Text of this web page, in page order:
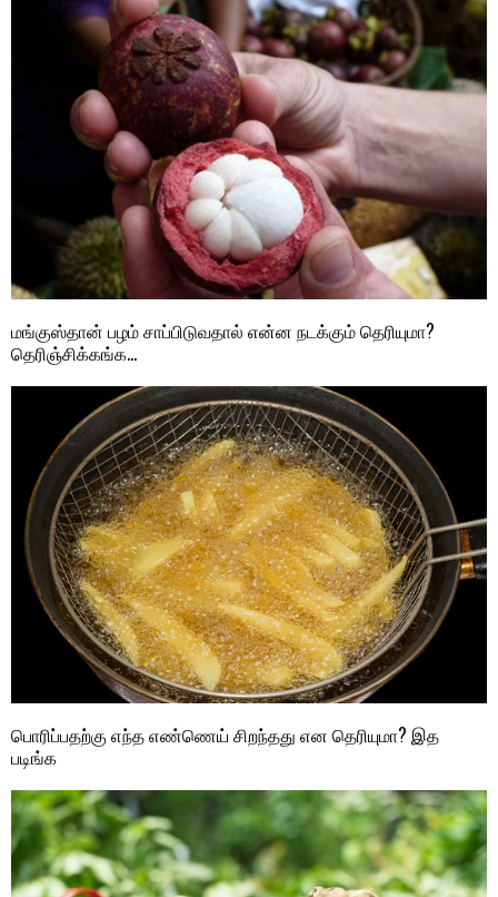
மங்குஸ்தான் பழம் சாப்பிடுவதால் என்ன நடக்கும் தெரியுமா?
தெரிஞ்சிக்கங்க…
பொரிப்பதற்கு எந்த எண்ணெய் சிறந்தது என தெரியுமா? இத
படிங்க